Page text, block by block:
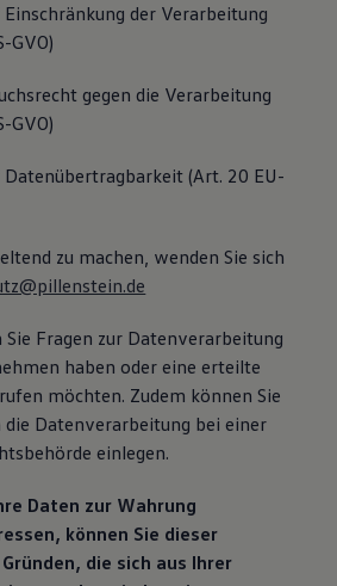
Einschränkung der Verarbeitung
GVO)
gegen die Verarbeitung
GVO)
Datenübertragbarkeit (Art. 20 EU-
zu machen, wenden Sie sich
Fragen zur Datenverarbeitung
haben oder eine erteilte
möchten. Zudem können Sie
die Datenverarbeitung bei einer
einlegen.
Daten zur Wahrung
können Sie dieser
die sich aus Ihrer